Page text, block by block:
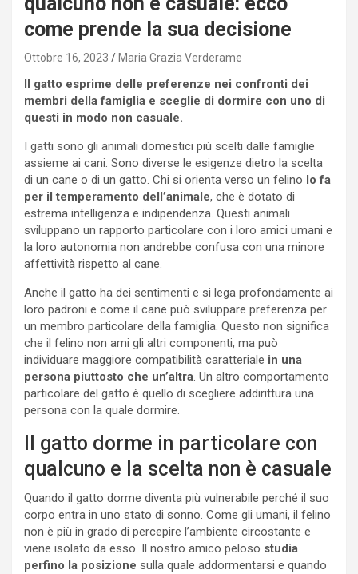
come prende la sua decisione
Ottobre 16, 2023 Maria Grazia Verderame
Il gatto esprime delle preferenze nei confronti dei
membri della famiglia e sceglie di dormire con uno di
questi in modo non casuale.
I gatti sono gli animali domestici più scelti dalle famiglie
assieme ai cani. Sono diverse le esigenze dietro la scelta
di un cane o di un gatto. Chi si orienta verso un felino lo fa
per il temperamento dell’animale, che è dotato di
estrema intelligenza e indipendenza. Questi animali
sviluppano un rapporto particolare con i loro amici umani e
la loro autonomia non andrebbe confusa con una minore
affettività rispetto al cane.
Anche il gatto ha dei sentimenti e si lega profondamente ai
loro padroni e come il cane può sviluppare preferenza per
un membro particolare della famiglia. Questo non significa
che il felino non ami gli altri componenti, ma può
individuare maggiore compatibilità caratteriale in una
persona piuttosto che un’altra. Un altro comportamento
particolare del gatto è quello di scegliere addirittura una
persona con la quale dormire.
Il gatto dorme in particolare con
qualcuno e la scelta non è casuale
Quando il gatto dorme diventa più vulnerabile perché il suo
corpo entra in uno stato di sonno. Come gli umani, il felino
non è più in grado di percepire l’ambiente circostante e
viene isolato da esso. Il nostro amico peloso studia
perfino la posizione sulla quale addormentarsi e quando